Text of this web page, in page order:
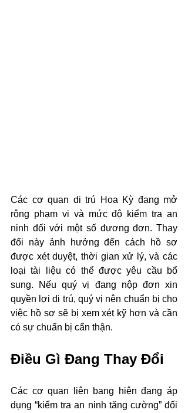
Các cơ quan di trú Hoa Kỳ đang mở
rộng phạm vi và mức độ kiểm tra an
ninh đối với một số đương đơn. Thay
đổi này ảnh hưởng đến cách hồ sơ
được xét duyệt, thời gian xử lý, và các
loại tài liệu có thể được yêu cầu bổ
sung. Nếu quý vị đang nộp đơn xin
quyền lợi di trú, quý vị nên chuẩn bị cho
việc hồ sơ sẽ bị xem xét kỹ hơn và cần
có sự chuẩn bị cẩn thận.
Điều Gì Đang Thay Đổi
Các cơ quan liên bang hiện đang áp
dụng “kiểm tra an ninh tăng cường” đối